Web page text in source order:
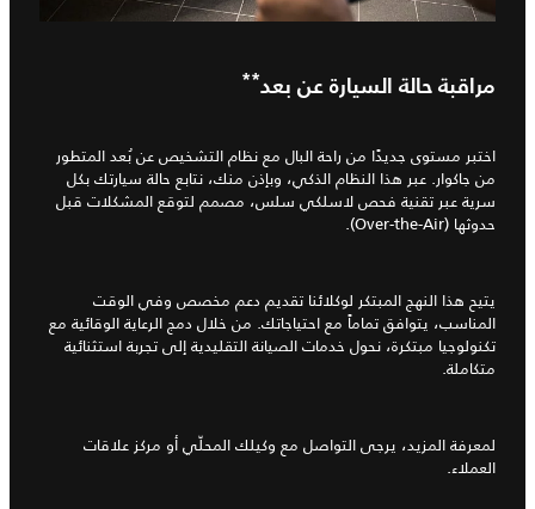
مراقبة حالة السيارة عن بعد**
اختبر مستوى جديدًا من راحة البال مع نظام التشخيص عن بُعد المتطور
من جاكوار. عبر هذا النظام الذكي، وبإذن منك، نتابع حالة سيارتك بكل
سرية عبر تقنية فحص لاسلكي سلس، مصمم لتوقع المشكلات قبل
حدوثها (Over-the-Air).
يتيح هذا النهج المبتكر لوكلائنا تقديم دعم مخصص وفي الوقت
المناسب، يتوافق تماماً مع احتياجاتك. من خلال دمج الرعاية الوقائية مع
تكنولوجيا مبتكرة، نحول خدمات الصيانة التقليدية إلى تجربة استثنائية
متكاملة.
لمعرفة المزيد، يرجى التواصل مع وكيلك المحلّي أو مركز علاقات
العملاء.